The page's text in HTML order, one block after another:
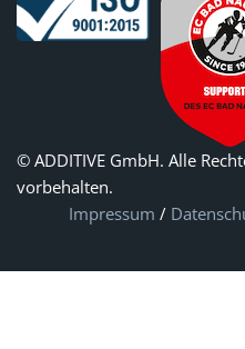
© ADDITIVE GmbH. Alle
vorbehalten.
Impressum /